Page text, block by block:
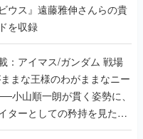
ウス』遠藤雅伸さんらの貴
を収録
アイマス/ガンダム 戦場
まな王様のわがままなニー
小山順一朗が貫く姿勢に、
ターとしての矜持を見た
最終回】